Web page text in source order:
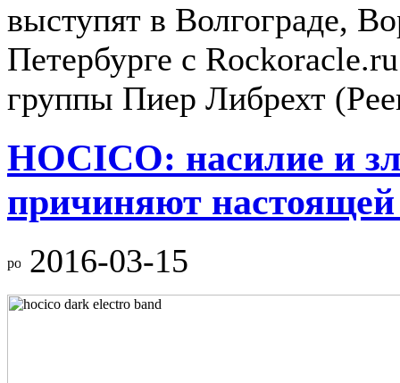
выступят в Волгограде,
Петербурге с
группы Пиер Либрехт
HOCICO: насилие и
причиняют настоящей
2016-03-15